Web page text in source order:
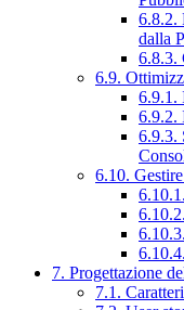
6.8.2.
dalla
6.8.3.
6.9.
6.9.1.
6.9.2.
6.9.3.
6.10.
7. Progettazione
7.1.